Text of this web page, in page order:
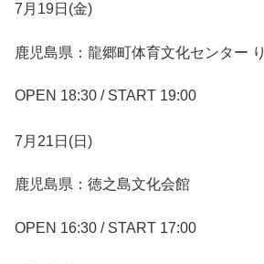
7⽉19⽇(金)
鹿児島県：龍郷町体育文化センター
OPEN 18:30 / START 19:00
7⽉21⽇(日)
鹿児島県：徳之島文化会館
OPEN 16:30 / START 17:00